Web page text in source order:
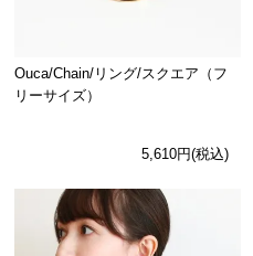
Ouca/Chain/リング/スクエア（フ
リーサイズ）
5,610円(税込)